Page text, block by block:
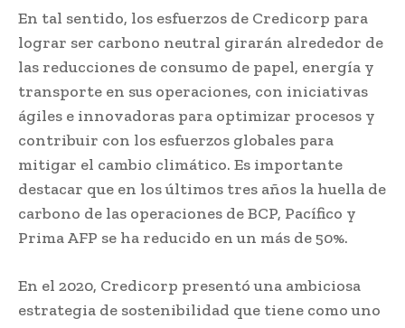
En tal sentido, los esfuerzos de Credicorp para
lograr ser carbono neutral girarán alrededor de
las reducciones de consumo de papel, energía y
transporte en sus operaciones, con iniciativas
ágiles e innovadoras para optimizar procesos y
contribuir con los esfuerzos globales para
mitigar el cambio climático. Es importante
destacar que en los últimos tres años la huella de
carbono de las operaciones de BCP, Pacífico y
Prima AFP se ha reducido en un más de 50%.
En el 2020, Credicorp presentó una ambiciosa
estrategia de sostenibilidad que tiene como uno